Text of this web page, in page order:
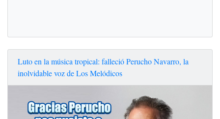
Luto en la música tropical: falleció Perucho Navarro, la
inolvidable voz de Los Melódicos